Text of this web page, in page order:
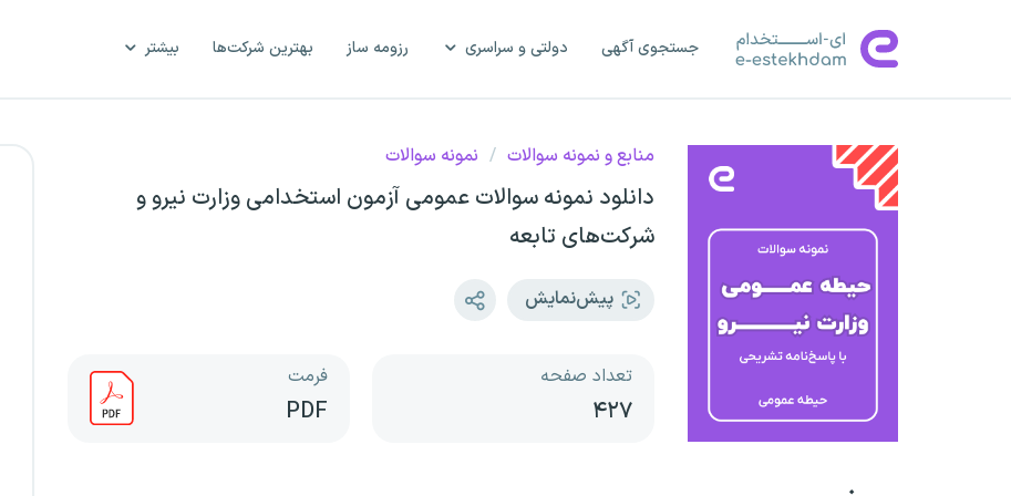
جستجوی آگهی دولتی و سراسری رزومه ساز بهترین شرکت‌ها بیشتر
منابع و نمونه سوالات / نمونه سوالات
دانلود نمونه سوالات عمومی آزمون استخدامی وزارت نیرو و
شرکت‌های تابعه
پیش‌نمایش
تعداد صفحه
۴۲۷
فرمت
PDF